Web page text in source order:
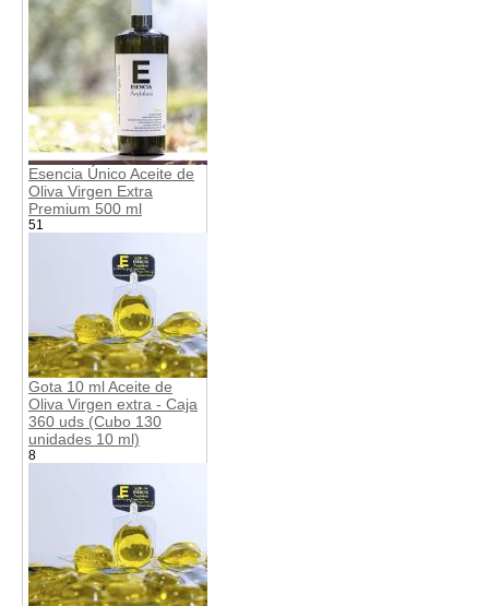
Esencia Único Aceite de
Oliva Virgen Extra
Premium 500 ml
51
Gota 10 ml Aceite de
Oliva Virgen extra - Caja
360 uds (Cubo 130
unidades 10 ml)
8